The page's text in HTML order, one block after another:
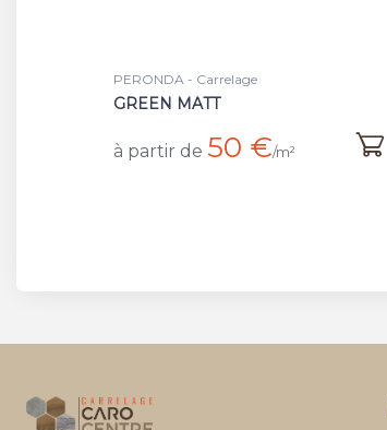
PERONDA - Carrelage
GREEN MATT
à partir de 50 €/m²